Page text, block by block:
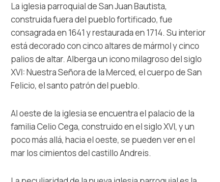
La iglesia parroquial de San Juan Bautista,
construida fuera del pueblo fortificado, fue
consagrada en 1641 y restaurada en 1714. Su interior
está decorado con cinco altares de mármol y cinco
palios de altar. Alberga un icono milagroso del siglo
XVI: Nuestra Señora de la Merced, el cuerpo de San
Felicio, el santo patrón del pueblo.
Al oeste de la iglesia se encuentra el palacio de la
familia Celio Cega, construido en el siglo XVI, y un
poco más allá, hacia el oeste, se pueden ver en el
mar los cimientos del castillo Andreis.